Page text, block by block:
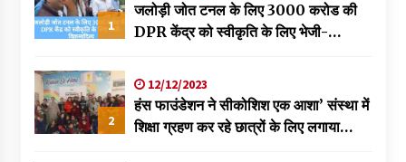
1
जलोड़ी जोत टनल के लिए 3000 करोड की
DPR केंद्र को स्वीकृति के लिए भेजी-
2
12/12/2023
हंस फाउंडेशन ने सीकोशिश एक आशा’ संस्था में
शिक्षा ग्रहण कर रहे छात्रों के लिए लगाया